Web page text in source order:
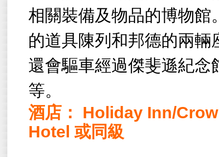
相關裝備及物品的博物館
的道具陳列和邦德的兩輛
還會驅車經過傑斐遜紀
等。
酒店：
Holiday Inn/
Hotel 或同級